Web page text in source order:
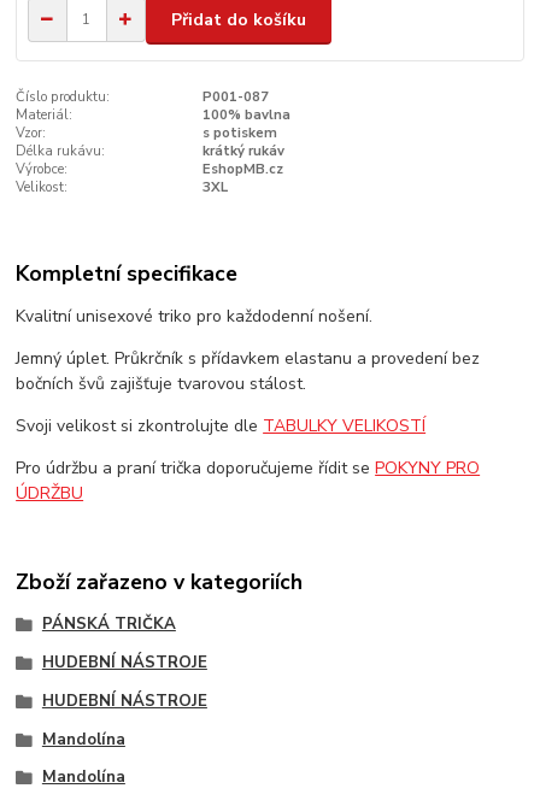
Přidat do košíku
Číslo produktu:
P001-087
Materiál:
100% bavlna
Vzor:
s potiskem
Délka rukávu:
krátký rukáv
Výrobce:
EshopMB.cz
Velikost:
3XL
Kompletní specifikace
Kvalitní unisexové triko pro každodenní nošení.
Jemný úplet. Průkrčník s přídavkem elastanu a provedení bez
bočních švů zajišťuje tvarovou stálost.
Svoji velikost si zkontrolujte dle TABULKY VELIKOSTÍ
Pro údržbu a praní trička doporučujeme řídit sePOKYNY PRO
ÚDRŽBU
Zboží zařazeno v kategoriích
PÁNSKÁ TRIČKA
HUDEBNÍ NÁSTROJE
HUDEBNÍ NÁSTROJE
Mandolína
Mandolína